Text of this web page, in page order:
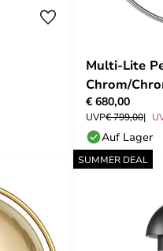
Multi-Lite
Chrom/
€ 680,00
UVP€ 799,00
Auf Lager
SUMMER DEAL